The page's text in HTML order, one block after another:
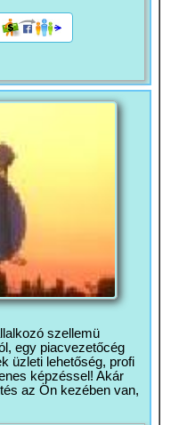
szellemü
egy piacvezetőcég
üzleti lehetőség, profi
képzéssel! Akár
az Ön kezében van,